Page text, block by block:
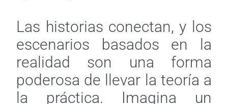
Las historias conectan, y los
escenarios basados en la
realidad son una forma
poderosa de llevar la teoría a
la práctica. Imagina un